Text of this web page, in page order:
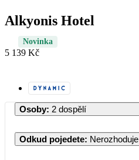
Alkyonis Hotel
Novinka
5 139 Kč
Osoby: 2 dospělí
Odkud pojedete: Nerozhoduje